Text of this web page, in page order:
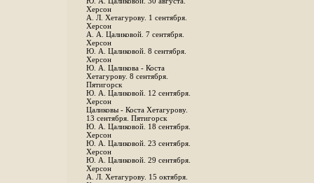
Херсон
А. Л. Хетагурову. 1 сентября.
Херсон
А. А. Цаликовой. 7 сентября.
Херсон
Ю. А. Цаликовой. 8 сентября.
Херсон
Ю. А. Цаликова - Коста
Хетагурову. 8 сентября.
Пятигорск
Ю. А. Цаликовой. 12 сентября.
Херсон
Цаликовы - Коста Хетагурову.
13 сентября. Пятигорск
Ю. А. Цаликовой. 18 сентября.
Херсон
Ю. А. Цаликовой. 23 сентября.
Херсон
Ю. А. Цаликовой. 29 сентября.
Херсон
А. Л. Хетагурову. 15 октября.